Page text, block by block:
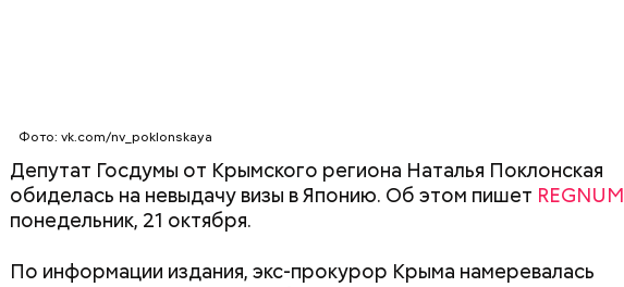
Фото: vk.com/nv_poklonskaya
Депутат Госдумы от Крымского региона Наталья Поклонская
обиделась на невыдачу визы в Японию. Об этом пишет REGNUM
понедельник, 21 октября.
По информации издания, экс-прокурор Крыма намеревалась